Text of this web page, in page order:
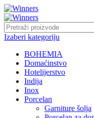
Izaberi kategoriju
BOHEMIA
Domaćinstvo
Hotelijerstvo
Indija
Inox
Porcelan
Garniture šolja